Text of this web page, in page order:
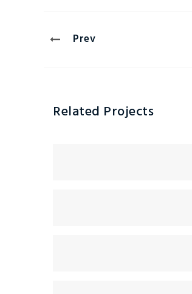
Prev
Related Projects